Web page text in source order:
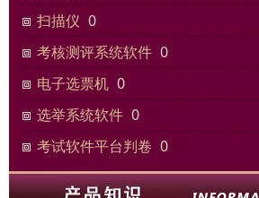
扫描仪 0
考核测评系统软件 0
电子选票机 0
选举系统软件 0
考试软件平台判卷 0